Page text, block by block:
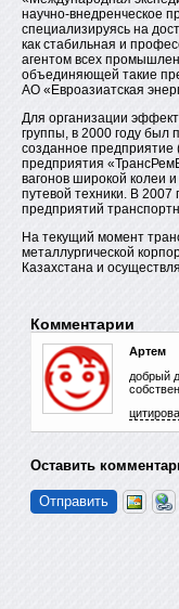
научно-внедренческое
специализируясь на
как стабильная и
агентом всех
объединяющей такие
АО «Евроазиатская
Для организации
группы, в 2000 году был
созданное предприятие
предприятия
вагонов широкой колеи
путевой техники. В
предприятий
На текущий момент
металлургической
Казахстана и
Комментарии
Артем
добрый
Оставить